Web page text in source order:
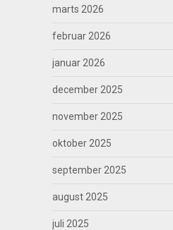
marts 2026
februar 2026
januar 2026
december 2025
november 2025
oktober 2025
september 2025
august 2025
juli 2025